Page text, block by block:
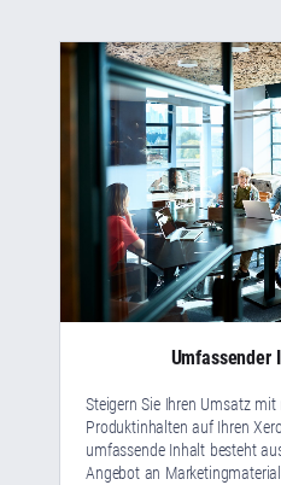
Umfassender
Steigern Sie Ihren Umsatz
Produktinhalten auf Ihren
umfassende Inhalt besteht
Angebot an